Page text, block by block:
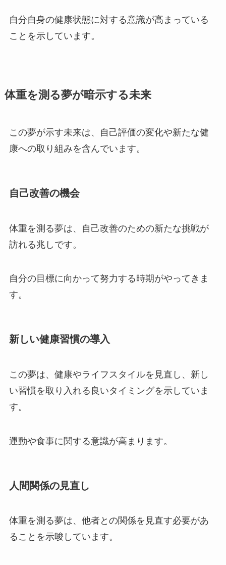
自分自身の健康状態に対する意識が高まっている
ことを示しています。
体重を測る夢が暗示する未来
この夢が示す未来は、自己評価の変化や新たな健
康への取り組みを含んでいます。
自己改善の機会
体重を測る夢は、自己改善のための新たな挑戦が
訪れる兆しです。
自分の目標に向かって努力する時期がやってきま
す。
新しい健康習慣の導入
この夢は、健康やライフスタイルを見直し、新し
い習慣を取り入れる良いタイミングを示していま
す。
運動や食事に関する意識が高まります。
人間関係の見直し
体重を測る夢は、他者との関係を見直す必要があ
ることを示唆しています。